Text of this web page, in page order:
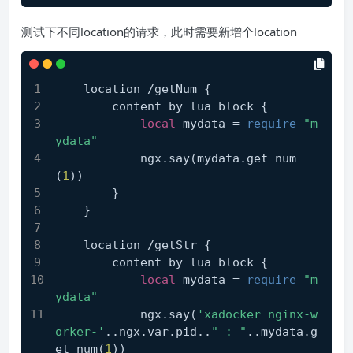
测试下不同location的请求，此时需要新增个location
    location /getNum {
        content_by_lua_block {
local mydata = require
"m
ydata"
(1))
        }
    }
    location /getStr {
        content_by_lua_block {
local mydata = require
"m
ydata"
            ngx.say(
'xadocker nginx-w
orker-' ..ngx.var.pid.. " : " ..mydata.g
et_num(1))